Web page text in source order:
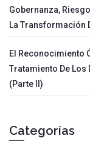
Gobernanza,
La Transformación
El Reconocimiento
Tratamiento De Los
(parte II)
Categorías